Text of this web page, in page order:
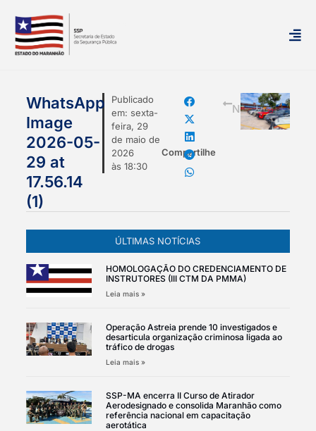
Publicado
em: sexta-
feira, 29
de maio de
2026
às 18:30
Compartilhe
WhatsApp
Image
2026-05-
29 at
17.56.14
(1)
mais
Notícias
ÚLTIMAS NOTÍCIAS
HOMOLOGAÇÃO DO CREDENCIAMENTO DE
INSTRUTORES (III CTM DA PMMA)
Leia mais »
Operação Astreia prende 10 investigados e
desarticula organização criminosa ligada ao
tráfico de drogas
Leia mais »
SSP-MA encerra II Curso de Atirador
Aerodesignado e consolida Maranhão como
referência nacional em capacitação
aerotática